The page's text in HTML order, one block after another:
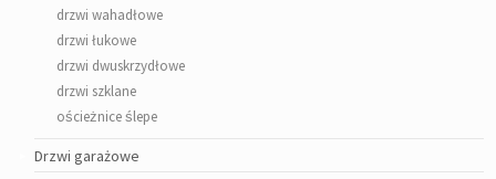
drzwi wahadłowe
drzwi łukowe
drzwi dwuskrzydłowe
drzwi szklane
ościeżnice ślepe
Drzwi garażowe